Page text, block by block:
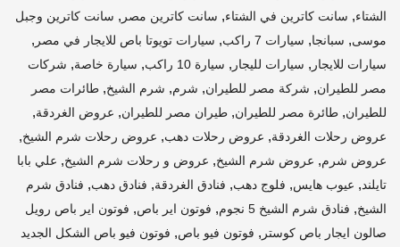
الشتاء, سانت كاترين في الشتاء, سانت كاترين مصر , سانت كاترين وجبل
موسى, سبانجا, سيارات 7 راكب , سيارات تويوتا باص للايجار في مصر ,
سيارات للايجار , سيارات لليجار , سيارة 10 راكب , سيارة خاصة, شركات
مصر للطيران, شركة مصر للطيران, شرم, شرم الشيخ, طائرات مصر
للطيران, طائرة مصر للطيران, طيران مصر للطيران, عروض الغردقة,
عروض رحلات الغردقة, عروض رحلات دهب, عروض رحلات شرم الشيخ,
عروض شرم, عروض شرم الشيخ, عروض و رحلات شرم الشيخ, علي بابا
تايلند, عيوب هايس, فلوج دهب, فنادق الغردقة, فنادق دهب, فنادق شرم
الشيخ, فنادق شرم الشيخ 5 نجوم , فوتون اير باص, فوتون اير باص رويل
صالون ايجار باص كوستر , فوتون فيو باص, فوتون فيو باص الشكل الجديد